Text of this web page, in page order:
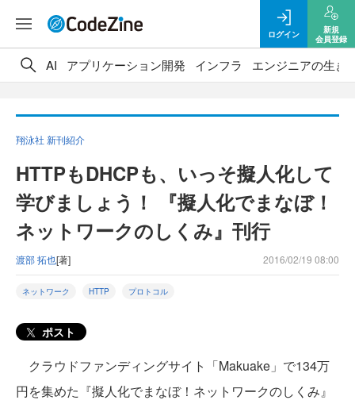
ログイン
新規
会員登録
AI アプリケーション開発 インフラ エンジニアの生き
翔泳社 新刊紹介
HTTPもDHCPも、いっそ擬人化して
学びましょう！ 『擬人化でまなぼ！
ネットワークのしくみ』刊行
渡部 拓也[著] 2016/02/19 08:00
ネットワーク HTTP プロトコル
ポスト
クラウドファンディングサイト「Makuake」で134万
円を集めた『擬人化でまなぼ！ネットワークのしくみ』